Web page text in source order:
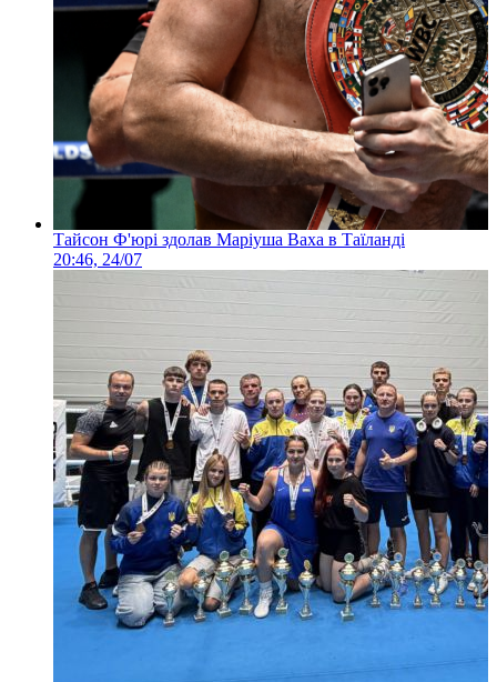
Тайсон Ф'юрі здолав Маріуша Ваха в Таїланді
20:46, 24/07